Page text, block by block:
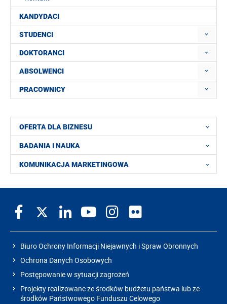
KANDYDACI
STUDENCI
DOKTORANCI
ABSOLWENCI
PRACOWNICY
OFERTA DLA BIZNESU
BADANIA I NAUKA
KOMUNIKACJA MARKETINGOWA
Biuro Ochrony Informacji Niejawnych i Spraw Obronnych
Ochrona Danych Osobowych
Postępowanie w sytuacji zagrożeń
Projekty realizowane ze środków budżetu państwa lub ze
środków Państwowego Funduszu Celowego